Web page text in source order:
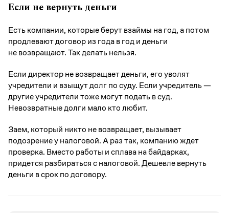
Если не вернуть деньги
Есть компании, которые берут взаймы на год, а потом
продлевают договор из года в год и деньги
не возвращают. Так делать нельзя.
Если директор не возвращает деньги, его уволят
учредители и взыщут долг по суду. Если учредитель —
другие учредители тоже могут подать в суд.
Невозвратные долги мало кто любит.
Заем, который никто не возвращает, вызывает
подозрение у налоговой. А раз так, компанию ждет
проверка. Вместо работы и сплава на байдарках,
придется разбираться с налоговой. Дешевле вернуть
деньги в срок по договору.